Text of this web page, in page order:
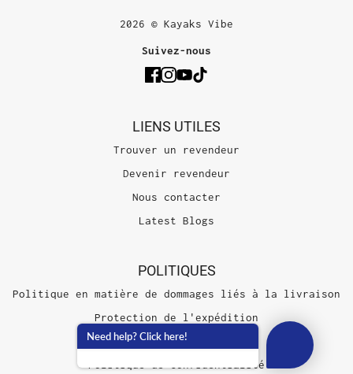
2026 © Kayaks Vibe
Suivez-nous
LIENS UTILES
Trouver un revendeur
Devenir revendeur
Nous contacter
Latest Blogs
POLITIQUES
Politique en matière de dommages liés à la livraison
Protection de l'expédition
Conditions d'utilisation
Politique de confidentialité
Need help? Click here!